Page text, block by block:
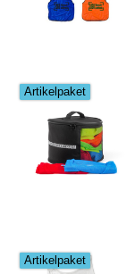
Artikelpaket
Artikelpaket